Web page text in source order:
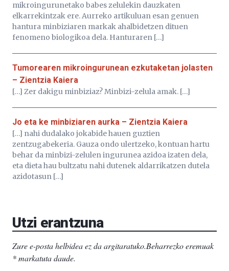
mikroingurunetako babes zelulekin dauzkaten
elkarrekintzak ere. Aurreko artikuluan esan genuen
hantura minbiziaren markak ahalbidetzen dituen
fenomeno biologikoa dela. Hanturaren […]
Tumorearen mikroingurunean ezkutaketan jolasten
– Zientzia Kaiera
[…] Zer dakigu minbiziaz? Minbizi-zelula amak. […]
Jo eta ke minbiziaren aurka – Zientzia Kaiera
[…] nahi dudalako jokabide hauen guztien
zentzugabekeria. Gauza ondo ulertzeko, kontuan hartu
behar da minbizi-zelulen ingurunea azidoa izaten dela,
eta dieta hau bultzatu nahi dutenek aldarrikatzen dutela
azidotasun […]
Utzi erantzuna
Zure e-posta helbidea ez da argitaratuko.Beharrezko eremuak
*markatuta daude.